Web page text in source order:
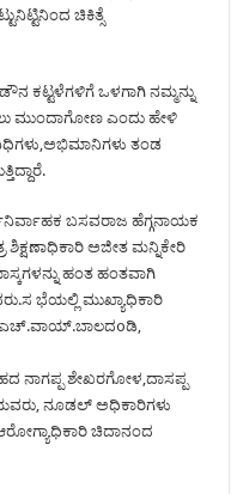
ಚಿಕಿತ್ಸೆ
ಕಟ್ಟಳೆಗಳಿಗೆ ಒಳಗಾಗಿ ನಮ್ಮನ್ನು
ಮುಂದಾಗೋಣ ಎಂದು ಹೇಳಿ
ತಂಡ
ಬಸವರಾಜ ಹೆಗ್ಗನಾಯಕ
ಶಿಕ್ಷಣಾಧಿಕಾರಿ ಅಜೀತ ಮನ್ನಿಕೇರಿ
ಹಂತ ಹಂತವಾಗಿ
ಭೆಯಲ್ಲಿ ಮುಖ್ಯಾಧಿಕಾರಿ
ಶೇಖರಗೋಳ,ದಾಸಪ್ಪ
ನೂಡಲ್ ಅಧಿಕಾರಿಗಳು
ಆರೋಗ್ಯಾಧಿಕಾರಿ ಚಿದಾನಂದ